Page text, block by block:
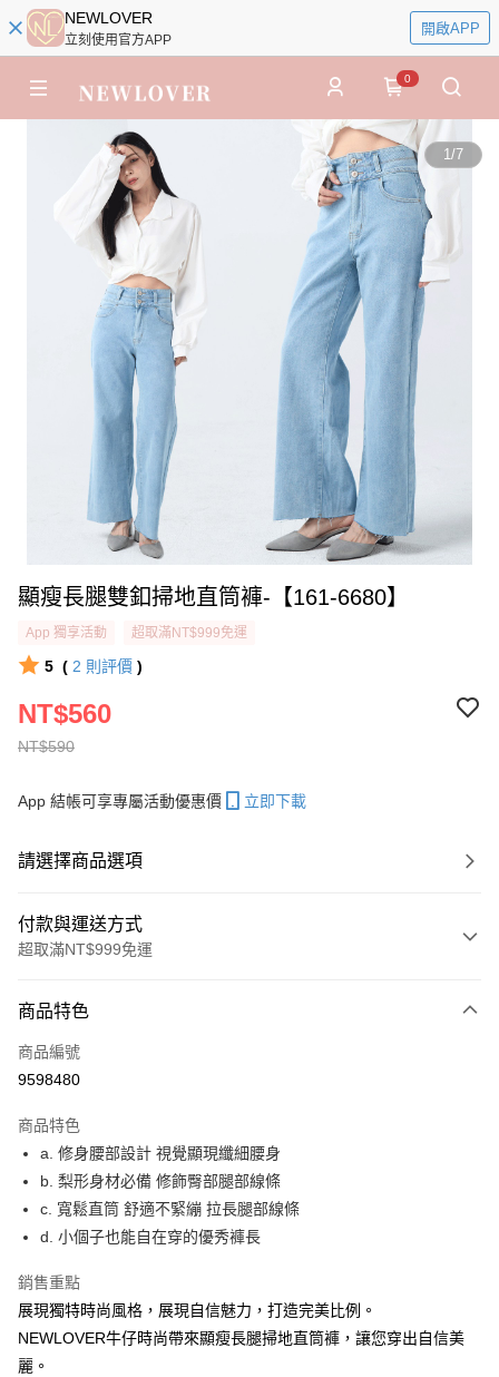
NEWLOVER
立刻使用官方APP
開啟APP
0
1/7
顯瘦長腿雙釦掃地直筒褲-【161-6680】
App 獨享活動 超取滿NT$999免運
5 ( 2 則評價 )
NT$590
NT$560
App 結帳可享專屬活動優惠價 立即下載
請選擇商品選項
付款與運送方式
超取滿NT$999免運
信用卡一次付款
超商取貨付款
ATM付款
貨到付款
運送方式
貨到付款
每筆NT$60，滿NT$999(含以上)免運費
全家(信用卡、多元支付)
商品特色
商品編號
9598480
商品特色
a. 修身腰部設計 視覺顯現纖細腰身
b. 梨形身材必備 修飾臀部腿部線條
c. 寬鬆直筒 舒適不緊繃 拉長腿部線條
d. 小個子也能自在穿的優秀褲長
銷售重點
展現獨特時尚風格，展現自信魅力，打造完美比例。
NEWLOVER牛仔時尚帶來顯瘦長腿掃地直筒褲，讓您穿出自信美
麗。